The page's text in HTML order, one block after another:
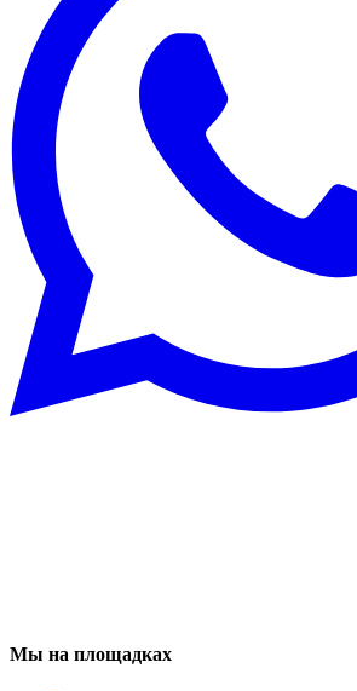
Мы на площадках